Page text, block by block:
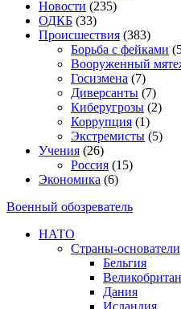
Новости (235)
ОДКБ (33)
Происшествия (383)
Борьба с фейками
Вооруженный
Госизмена (7)
Диверсанты (7)
Киберугрозы (2)
Коррупция (1)
Экстремисты (5)
Учения (26)
Россия (15)
Экономика (6)
Военный обозреватель
НАТО
Страны-основатели
Бельгия
Дания